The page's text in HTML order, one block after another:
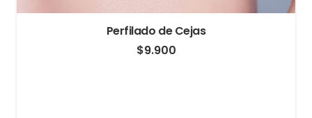
Perfilado de Cejas
$9.900